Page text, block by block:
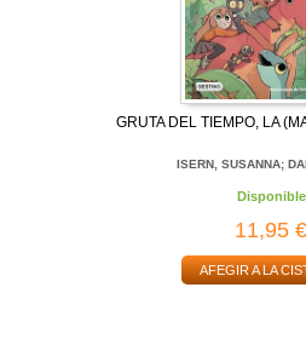
GRUTA DEL TIEMPO, LA
ISERN, SUSANNA;
Disponible
11,95 €
AFEGIR A LA